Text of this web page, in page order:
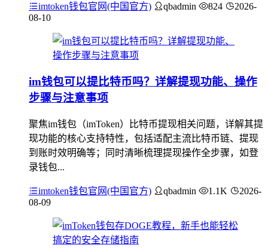
imtoken钱包官网(中国官方) qbadmin 824
2026-
08-10
im钱包可以提比特币吗？详解提现功能、操作
步骤与注意事项
聚焦im钱包（imToken）比特币提现相关问题，详解其提
现功能的核心支持特性，包括适配主流比特币链、提现
到账时效明确等；同时清晰梳理提现操作全步骤，如登
录钱包...
imtoken钱包官网(中国官方) qbadmin 1.1K
2026-
08-09